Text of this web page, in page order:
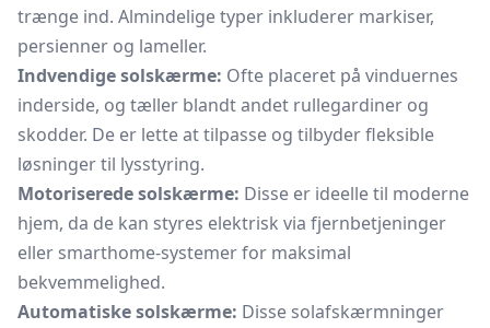
trænge ind. Almindelige typer inkluderer markiser,
persienner og lameller.
Indvendige solskærme: Ofte placeret på vinduernes
inderside, og tæller blandt andet rullegardiner og
skodder. De er lette at tilpasse og tilbyder fleksible
løsninger til lysstyring.
Motoriserede solskærme: Disse er ideelle til moderne
hjem, da de kan styres elektrisk via fjernbetjeninger
eller smarthome-systemer for maksimal
bekvemmelighed.
Automatiske solskærme: Disse solafskærmninger